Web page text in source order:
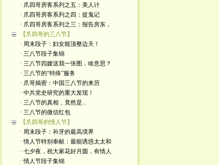
· 爪四哥房客系列之五：美人计
· 爪四哥房客系列之四：捉鬼记
· 爪四哥房客系列之三：报告房东，
【爪四哥的三八节】
· 周末段子：妇女能顶整边天！
· 三八节段子集锦
· 三八节四嫂送我一张图，啥意思？
· 三八节的“特殊”服务
· 爪哥揭密：中国三八节的来历
· 中共党史研究的重大发现！
· 三八节的真相，竟然是...
· 三八节的微信红包
【爪四哥的情人节】
· 周末段子：补牙的最高境界
· 情人节特别奉献：最能诱惑太太和
· 七夕夜，祝大家花好月圆，有情人
· 情人节段子集锦